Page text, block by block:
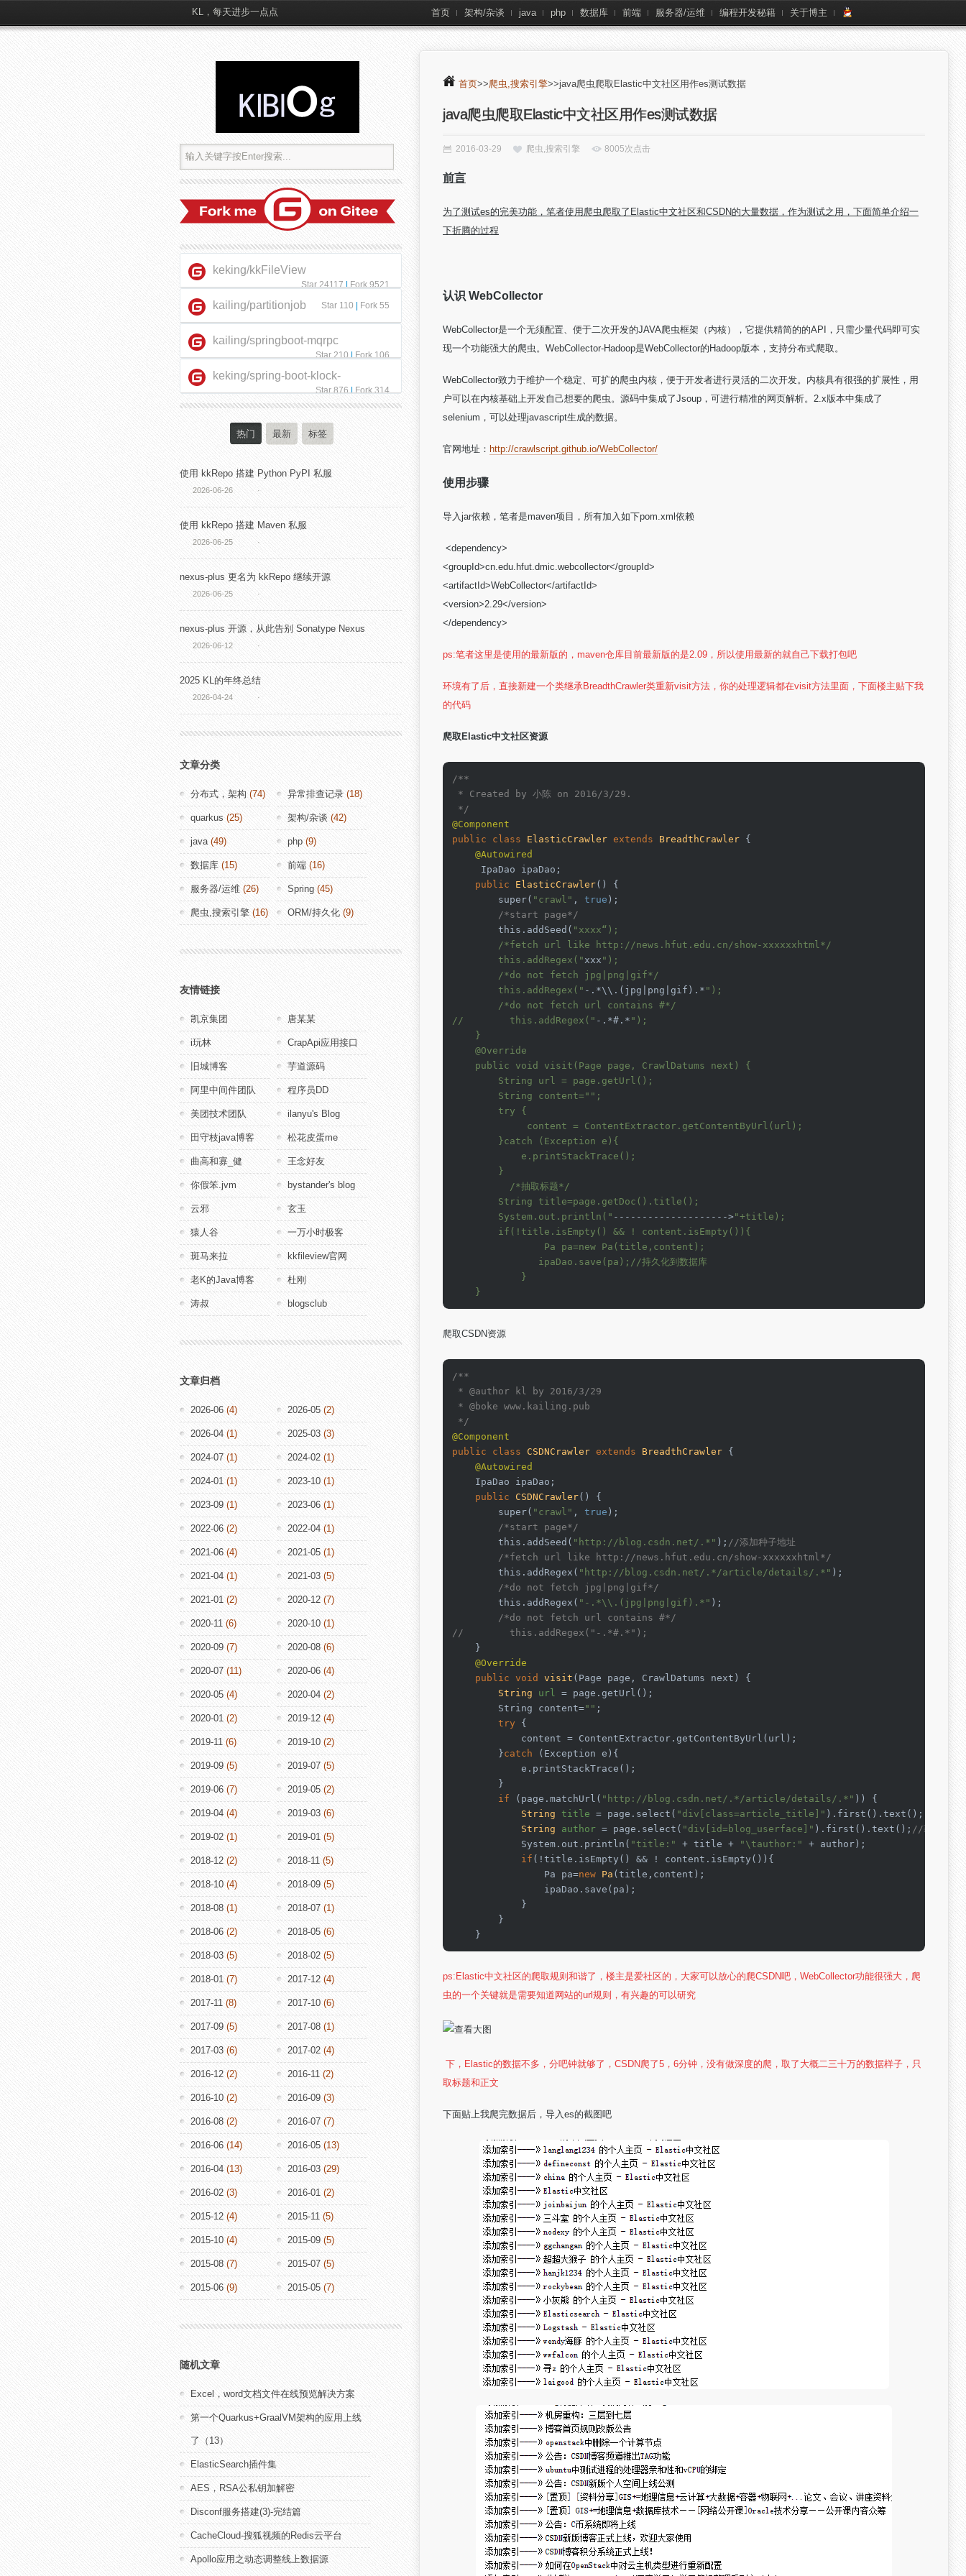
KL，每天进步一点点 首页 架构/杂谈 java php 数据库 前端 服务器/运维 编程开发秘籍 关于博主
首页>>爬虫,搜索引擎>>java爬虫爬取Elastic中文社区用作es测试数据
java爬虫爬取Elastic中文社区用作es测试数据
2016-03-29 爬虫,搜索引擎 8005次点击
前言
为了测试es的完美功能，笔者使用爬虫爬取了Elastic中文社区和CSDN的大量数据，作为测试之用，下面简单介绍一
下折腾的过程
认识 WebCollector
WebCollector是一个无须配置、便于二次开发的JAVA爬虫框架（内核），它提供精简的的API，只需少量代码即可实
现一个功能强大的爬虫。WebCollector-Hadoop是WebCollector的Hadoop版本，支持分布式爬取。
WebCollector致力于维护一个稳定、可扩的爬虫内核，便于开发者进行灵活的二次开发。内核具有很强的扩展性，用
户可以在内核基础上开发自己想要的爬虫。源码中集成了Jsoup，可进行精准的网页解析。2.x版本中集成了
selenium，可以处理javascript生成的数据。
官网地址： http://crawlscript.github.io/WebCollector/
使用步骤
导入jar依赖，笔者是maven项目，所有加入如下pom.xml依赖
<dependency>
<groupId>cn.edu.hfut.dmic.webcollector</groupId>
<artifactId>WebCollector</artifactId>
<version>2.29</version>
</dependency>
ps:笔者这里是使用的最新版的，maven仓库目前最新版的是2.09，所以使用最新的就自己下载打包吧
环境有了后，直接新建一个类继承BreadthCrawler类重新visit方法，你的处理逻辑都在visit方法里面，下面楼主贴下我
的代码
爬取Elastic中文社区资源
/**
* Created by 小陈 on 2016/3/29.
*/
@Component
public
class ElasticCrawler extends BreadthCrawler {
@Autowired
     IpaDao ipaDao;
public
ElasticCrawler()
{
super( "crawl" , true );
/*start page*/
this .addSeed( "xxxx“);
        /*fetch url like http://news.hfut.edu.cn/show-xxxxxxhtml*/
        this.addRegex("
xxx ");
        /*do not fetch jpg|png|gif*/
        this.addRegex("
-.*\\.(jpg|png|gif).* ");
        /*do not fetch url contains #*/
//        this.addRegex(" -.*#.* ");
    }
    @Override
    public void visit(Page page, CrawlDatums next) {
        String url = page.getUrl();
        String content="
";
        try {
             content = ContentExtractor.getContentByUrl(url);
        }catch (Exception e){
            e.printStackTrace();
        }
          /*抽取标题*/
        String title=page.getDoc().title();
        System.out.println("
--------------------> "+title);
        if(!title.isEmpty() && ! content.isEmpty()){
                Pa pa=new Pa(title,content);
               ipaDao.save(pa);//持久化到数据库
            }
    }
爬取CSDN资源
/**
* @author kl by 2016/3/29
* @boke www.kailing.pub
*/
@Component
public
class CSDNCrawler extends BreadthCrawler {
@Autowired
    IpaDao ipaDao;
public
CSDNCrawler()
{
super( "crawl" , true );
/*start page*/
this .addSeed( "http://blog.csdn.net/.*" ); //添加种子地址
/*fetch url like http://news.hfut.edu.cn/show-xxxxxxhtml*/
this .addRegex( "http://blog.csdn.net/.*/article/details/.*" );
/*do not fetch jpg|png|gif*/
this .addRegex( "-.*\\.(jpg|png|gif).*" );
/*do not fetch url contains #*/
//        this.addRegex("-.*#.*");
    }
@Override
public void visit (Page page, CrawlDatums next)
{
String
url = page.getUrl();
        String content=
"" ;
try {
            content = ContentExtractor.getContentByUrl(url);
        }
catch (Exception e){
            e.printStackTrace();
        }
if (page.matchUrl( "http://blog.csdn.net/.*/article/details/.*" )) {
String
title = page.select( "div[class=article_title]" ).first().text();
String
author = page.select( "div[id=blog_userface]" ).first().text(); //获取作者
            System.out.println(
"title:" + title + "\tauthor:"
+ author);
if (!title.isEmpty() && ! content.isEmpty()){
                Pa pa=
new Pa (title,content);
                ipaDao.save(pa);
            }
        }
    }
ps:Elastic中文社区的爬取规则和谐了，楼主是爱社区的，大家可以放心的爬CSDN吧，WebCollector功能很强大，爬
虫的一个关键就是需要知道网站的url规则，有兴趣的可以研究
下，Elastic的数据不多，分吧钟就够了，CSDN爬了5，6分钟，没有做深度的爬，取了大概二三十万的数据样子，只
取标题和正文
下面贴上我爬完数据后，导入es的截图吧
keking/kkFileView
Star 24117|Fork 9521
kailing/partitionjob Star 110 Fork 55
kailing/springboot-mqrpc
Star 210|Fork 106
keking/spring-boot-klock-
starter
Star 876|Fork 314
热门 最新 标签
使用 kkRepo 搭建 Python PyPI 私服
2026-06-26 ·
使用 kkRepo 搭建 Maven 私服
2026-06-25 ·
nexus-plus 更名为 kkRepo 继续开源
2026-06-25 ·
nexus-plus 开源，从此告别 Sonatype Nexus
2026-06-12 ·
2025 KL的年终总结
2026-04-24 ·
文章分类
分布式，架构 (74) 异常排查记录 (18)
quarkus (25) 架构/杂谈 (42)
java(49) php (9)
数据库 (15) 前端 (16)
服务器/运维 (26) Spring (45)
爬虫,搜索引擎 (16) ORM/持久化 (9)
友情链接
凯京集团 唐某某
i玩林 CrapApi应用接口
旧城博客 芋道源码
阿里中间件团队 程序员DD
美团技术团队 ilanyu's Blog
田守枝java博客 松花皮蛋me
曲高和寡_健 王念好友
你假笨.jvm bystander's blog
云邪 玄玉
猿人谷 一万小时极客
斑马来拉 kkfileview官网
老K的Java博客 杜刚
涛叔 blogsclub
文章归档
2026-06 (4) 2026-05 (2)
2026-04 (1) 2025-03 (3)
2024-07 (1) 2024-02 (1)
2024-01 (1) 2023-10 (1)
2023-09 (1) 2023-06 (1)
2022-06 (2) 2022-04 (1)
2021-06 (4) 2021-05 (1)
2021-04 (1) 2021-03 (5)
2021-01 (2) 2020-12 (7)
2020-11 (6) 2020-10 (1)
2020-09 (7) 2020-08 (6)
2020-07 (11) 2020-06 (4)
2020-05 (4) 2020-04 (2)
2020-01 (2) 2019-12 (4)
2019-11 (6) 2019-10 (2)
2019-09 (5) 2019-07 (5)
2019-06 (7) 2019-05 (2)
2019-04 (4) 2019-03 (6)
2019-02 (1) 2019-01 (5)
2018-12 (2) 2018-11 (5)
2018-10 (4) 2018-09 (5)
2018-08 (1) 2018-07 (1)
2018-06 (2) 2018-05 (6)
2018-03 (5) 2018-02 (5)
2018-01 (7) 2017-12 (4)
2017-11 (8) 2017-10 (6)
2017-09 (5) 2017-08 (1)
2017-03 (6) 2017-02 (4)
2016-12 (2) 2016-11 (2)
2016-10 (2) 2016-09 (3)
2016-08 (2) 2016-07 (7)
2016-06 (14) 2016-05 (13)
2016-04 (13) 2016-03 (29)
2016-02 (3) 2016-01 (2)
2015-12 (4) 2015-11 (5)
2015-10 (4) 2015-09 (5)
2015-08 (7) 2015-07 (5)
2015-06 (9) 2015-05 (7)
随机文章
Excel，word文档文件在线预览解决方案
第一个Quarkus+GraalVM架构的应用上线
了（13）
ElasticSearch插件集
AES，RSA公私钥加解密
Disconf服务搭建(3)-完结篇
CacheCloud-搜狐视频的Redis云平台
Apollo应用之动态调整线上数据源